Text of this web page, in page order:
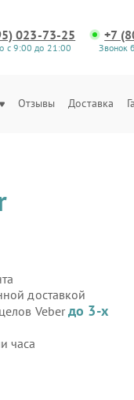
023-73-25
с 9:00 до 21:00
+7
Звонок
Отзывы Доставка
доставкой
Veberдо 3-х
часа